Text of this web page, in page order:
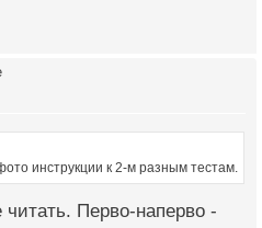
инструкции к 2-м разным тестам.
Перво-наперво -